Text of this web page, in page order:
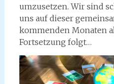
umzusetzen. Wir sind
uns auf dieser
kommenden Monaten
Fortsetzung folgt…